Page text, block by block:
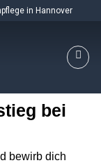
in Hannover
bei
bewirb dich